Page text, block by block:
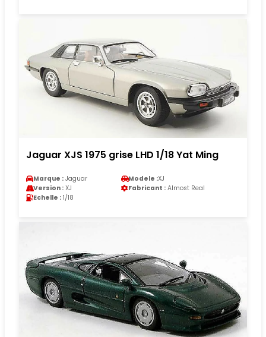
Jaguar XJS 1975 grise LHD 1/18 Yat Ming
Marque : Jaguar Modele :XJ
Version : XJ Fabricant : Almost Real
Echelle : 1/18